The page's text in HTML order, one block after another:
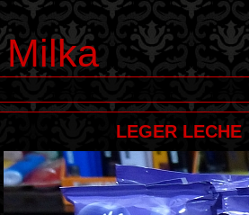
Milka
LEGER LECHE